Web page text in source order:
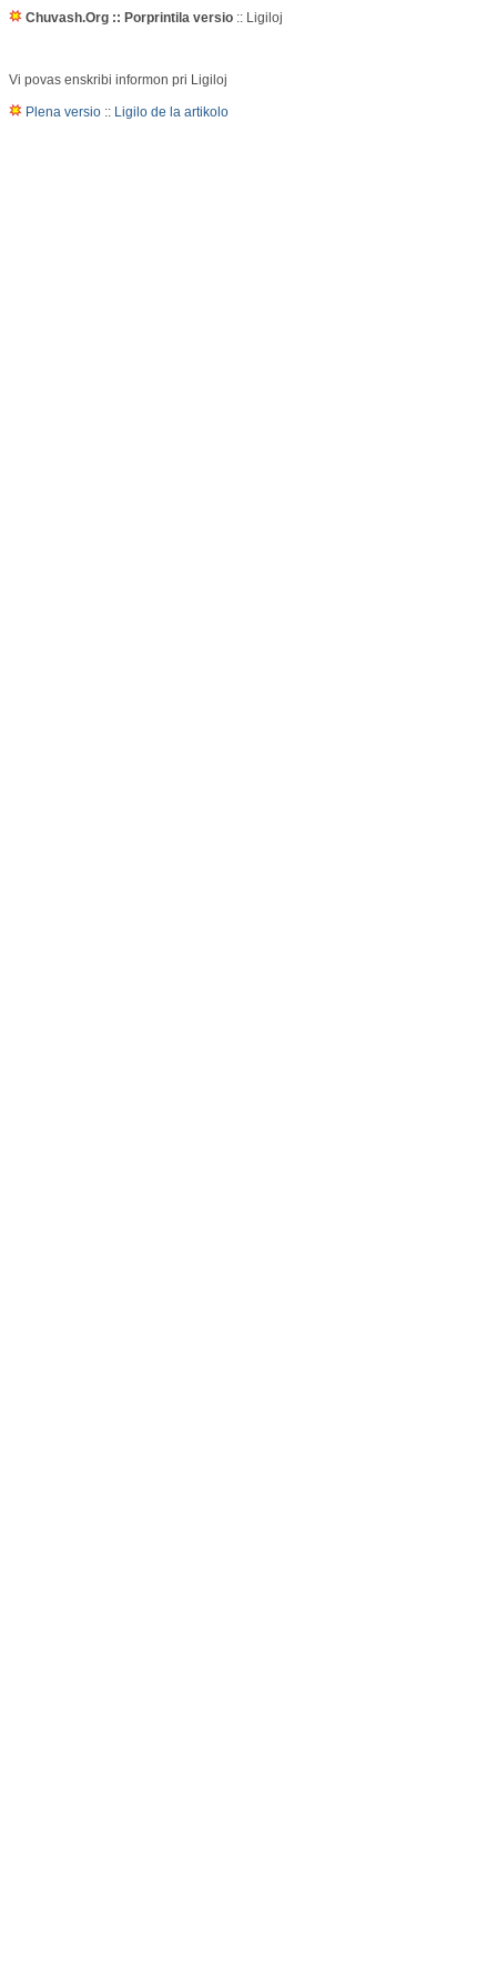
Chuvash.Org :: Porprintila versio :: Ligiloj
Vi povas enskribi informon pri Ligiloj
Plena versio :: Ligilo de la artikolo